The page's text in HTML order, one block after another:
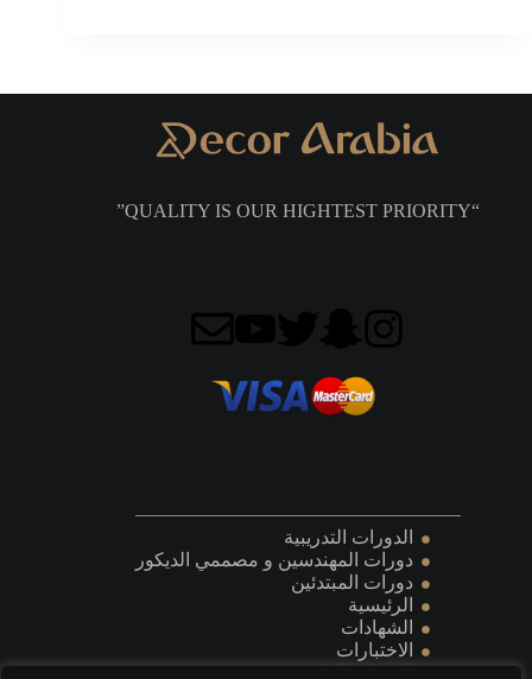
“QUALITY IS OUR HIGHTEST PRIORITY”
الدورات التدريبية
دورات المهندسين و مصممي الديكور
دورات المبتدئين
الرئيسية
الشهادات
الاختبارات
الدورات القادمة